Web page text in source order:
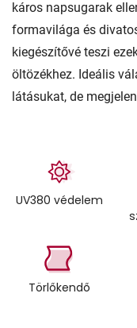
káros napsugarak
formavilága és
kiegészítővé teszi
öltözékhez. Ideális
látásukat, de
UV380 védelem
Törlőkendő